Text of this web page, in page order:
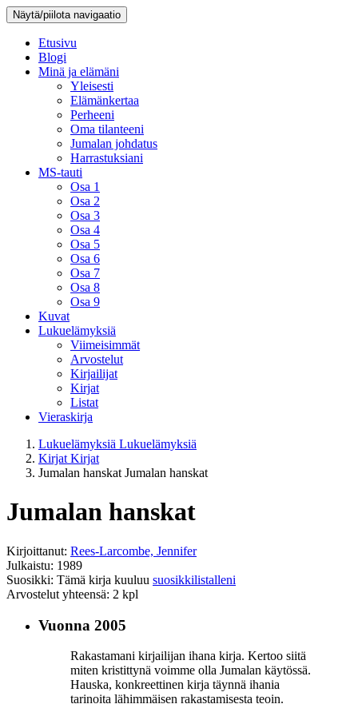
Näytä/piilota navigaatio
Etusivu
Blogi
Minä ja elämäni
Yleisesti
Elämänkertaa
Perheeni
Oma tilanteeni
Jumalan johdatus
Harrastuksiani
MS-tauti
Osa 1
Osa 2
Osa 3
Osa 4
Osa 5
Osa 6
Osa 7
Osa 8
Osa 9
Kuvat
Lukuelämyksiä
Viimeisimmät
Arvostelut
Kirjailijat
Kirjat
Listat
Vieraskirja
Lukuelämyksiä Lukuelämyksiä
Kirjat Kirjat
Jumalan hanskat Jumalan hanskat
Jumalan hanskat
Kirjoittanut: Rees-Larcombe, Jennifer
Julkaistu: 1989
Suosikki: Tämä kirja kuuluu suosikkilistalleni
Arvostelut yhteensä: 2 kpl
Vuonna 2005
Rakastamani kirjailijan ihana kirja. Kertoo siitä
miten kristittynä voimme olla Jumalan käytössä.
Hauska, konkreettinen kirja täynnä ihania
tarinoita lähimmäisen rakastamisesta teoin.